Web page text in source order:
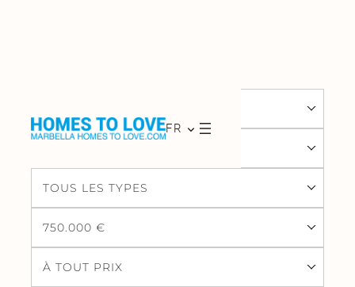
FR
750.000 €
À TOUT PRIX
TOUS LES TYPES